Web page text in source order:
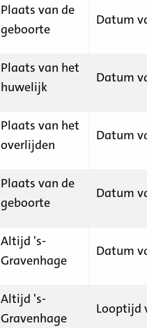
Plaats van de
geboorte
Datum
Plaats van het
huwelijk
Datum
Plaats van het
overlijden
Datum
Plaats van de
geboorte
Datum
Altijd 's-
Gravenhage
Datum
Altijd 's-
Gravenhage
Looptijd